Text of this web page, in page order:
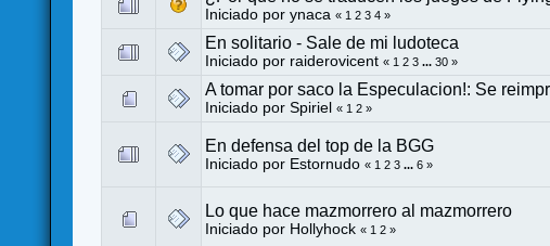
Iniciado porynaca « 1 2 3 4 »
En solitario - Sale de mi ludoteca
Iniciado por raiderovicent « 1 2 3 ...30 »
A tomar por saco la Especulacion!: Se
Iniciado porSpiriel « 1 2 »
En defensa del top de la BGG
Iniciado por Estornudo « 1 2 3 ...6 »
Lo que hace mazmorrero al mazmorrero
Iniciado por Hollyhock « 1 2 »